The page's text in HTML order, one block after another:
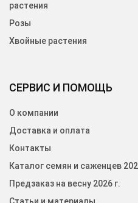
СЕРВИС И ПОМОЩЬ
О компании
Доставка и оплата
Контакты
Каталог семян и саженцев
Предзаказ на весну 2026 г.
растения
Розы
Хвойные растения